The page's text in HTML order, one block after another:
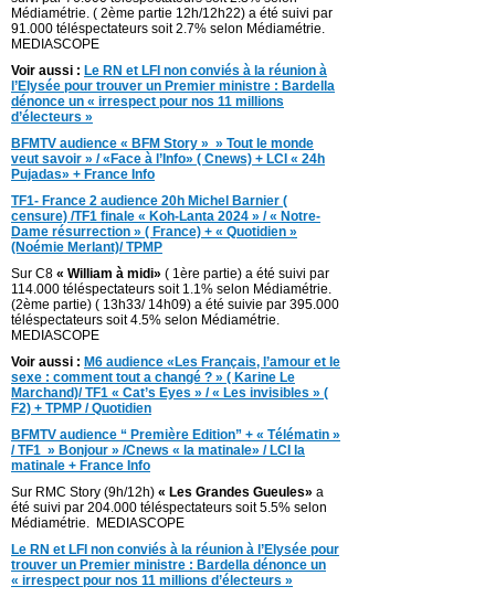
Médiamétrie. ( 2ème partie 12h/12h22) a été suivi par
91.000 téléspectateurs soit 2.7% selon Médiamétrie.
MEDIASCOPE
Voir aussi : Le RN et LFI non conviés à la réunion à
l’Elysée pour trouver un Premier ministre : Bardella
dénonce un « irrespect pour nos 11 millions
d’électeurs »
BFMTV audience « BFM Story » » Tout le monde
veut savoir » / «Face à l’Info» ( Cnews) + LCI « 24h
Pujadas» + France Info
TF1- France 2 audience 20h Michel Barnier (
censure) /TF1 finale « Koh-Lanta 2024 » / « Notre-
Dame résurrection » ( France) + « Quotidien »
(Noémie Merlant)/ TPMP
Sur C8 « William à midi» ( 1ère partie) a été suivi par
114.000 téléspectateurs soit 1.1% selon Médiamétrie.
(2ème partie) ( 13h33/ 14h09) a été suivie par 395.000
téléspectateurs soit 4.5% selon Médiamétrie.
MEDIASCOPE
Voir aussi : M6 audience «Les Français, l’amour et le
sexe : comment tout a changé ? » ( Karine Le
Marchand)/ TF1 « Cat’s Eyes » / « Les invisibles » (
F2) + TPMP / Quotidien
BFMTV audience “ Première Edition” + « Télématin »
/ TF1 » Bonjour » /Cnews « la matinale» / LCI la
matinale + France Info
Sur RMC Story (9h/12h) « Les Grandes Gueules» a
été suivi par 204.000 téléspectateurs soit 5.5% selon
Médiamétrie. MEDIASCOPE
Le RN et LFI non conviés à la réunion à l’Elysée pour
trouver un Premier ministre : Bardella dénonce un
« irrespect pour nos 11 millions d’électeurs »